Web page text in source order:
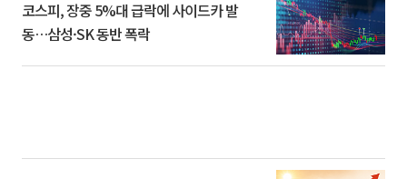
코스피, 장중 5%대 급락에 사이드카 발
동…삼성·SK 동반 폭락